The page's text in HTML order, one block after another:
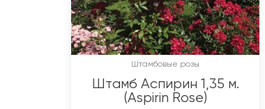
Штамбовые розы
Штамб Аспирин 1,35 м.
(Aspirin Rose)